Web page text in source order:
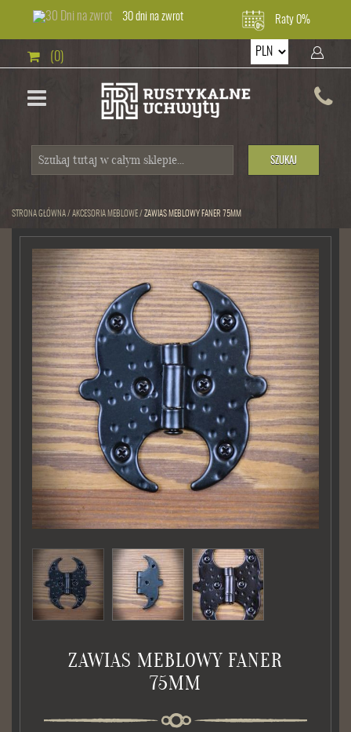
30 dni na zwrot Raty 0%
(0)
SZUKAJ
STRONA GŁÓWNA/ AKCESORIA MEBLOWE/ ZAWIAS MEBLOWY FANER 75MM
ZAWIAS MEBLOWY FANER
75MM